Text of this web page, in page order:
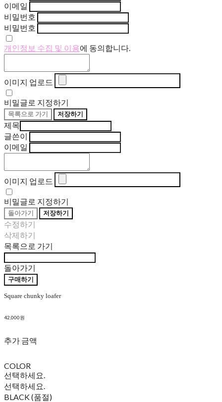
이메일
비밀번호
비밀번호
개인정보 수집 및 이용에 동의합니다.
이미지 업로드
비밀글로 지정하기
목록으로 가기 저장하기
제목
글쓴이
이메일
이미지 업로드
비밀글로 지정하기
돌아가기 저장하기
수정하기
삭제하기
목록으로 가기
돌아가기
구매하기
Square chunky loafer
42,000원
추가 금액
COLOR
선택하세요.
선택하세요.
BLACK (품절)